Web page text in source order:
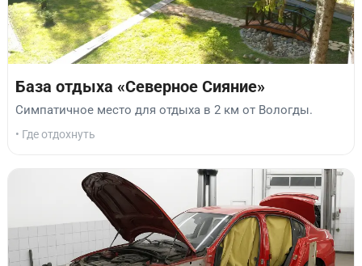
База отдыха «Северное Сияние»
Симпатичное место для отдыха в 2 км от Вологды.
• Где отдохнуть